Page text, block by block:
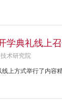
学典礼线上
术研究院
上方式举行了内容